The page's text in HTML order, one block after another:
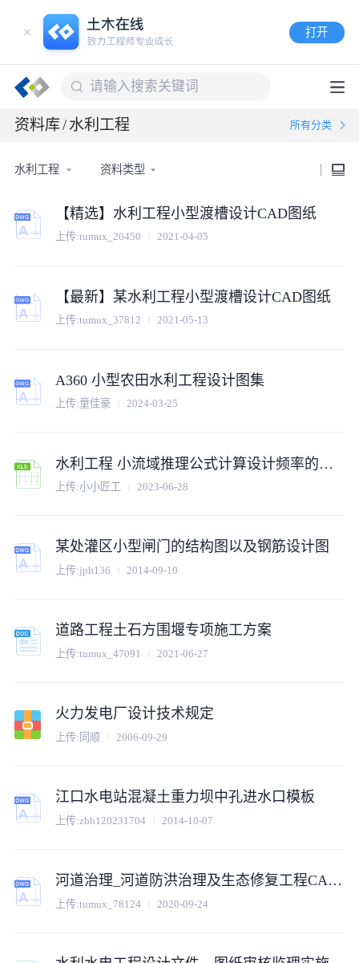
打开
资料库/水利工程 所有分类
水利工程 资料类型
【精选】水利工程小型渡槽设计CAD图纸
上传:tumux_20450 2021-04-05
【最新】某水利工程小型渡槽设计CAD图纸
上传:tumux_37812 2021-05-13
A360 小型农田水利工程设计图集
上传:童佳豪 2024-03-25
水利工程 小流域推理公式计算设计频率的洪水.xls
上传:小小匠工 2023-06-28
某处灌区小型闸门的结构图以及钢筋设计图
上传:jph136 2014-09-10
道路工程土石方围堰专项施工方案
上传:tumux_47091 2021-06-27
火力发电厂设计技术规定
上传:同顺 2006-09-29
江口水电站混凝土重力坝中孔进水口模板
上传:zbh120231704 2014-10-07
河道治理_河道防洪治理及生态修复工程CAD图
上传:tumux_78124 2020-09-24